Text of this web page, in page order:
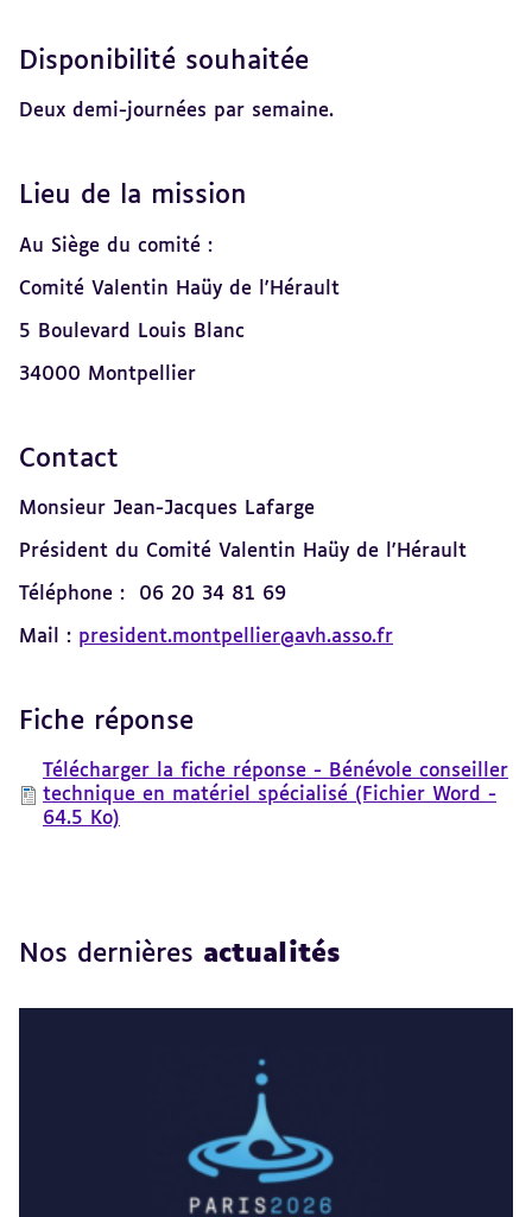
Disponibilité souhaitée
Deux demi-journées par semaine.
Lieu de la mission
Au Siège du comité :
Comité Valentin Haüy de l'Hérault
5 Boulevard Louis Blanc
34000 Montpellier
Contact
Monsieur Jean-Jacques Lafarge
Président du Comité Valentin Haüy de l'Hérault
Téléphone : 06 20 34 81 69
Mail : president.montpellier@avh.asso.fr
Fiche réponse
Télécharger la fiche réponse - Bénévole conseiller
technique en matériel spécialisé (Fichier Word -
64.5 Ko)
Nos dernières actualités